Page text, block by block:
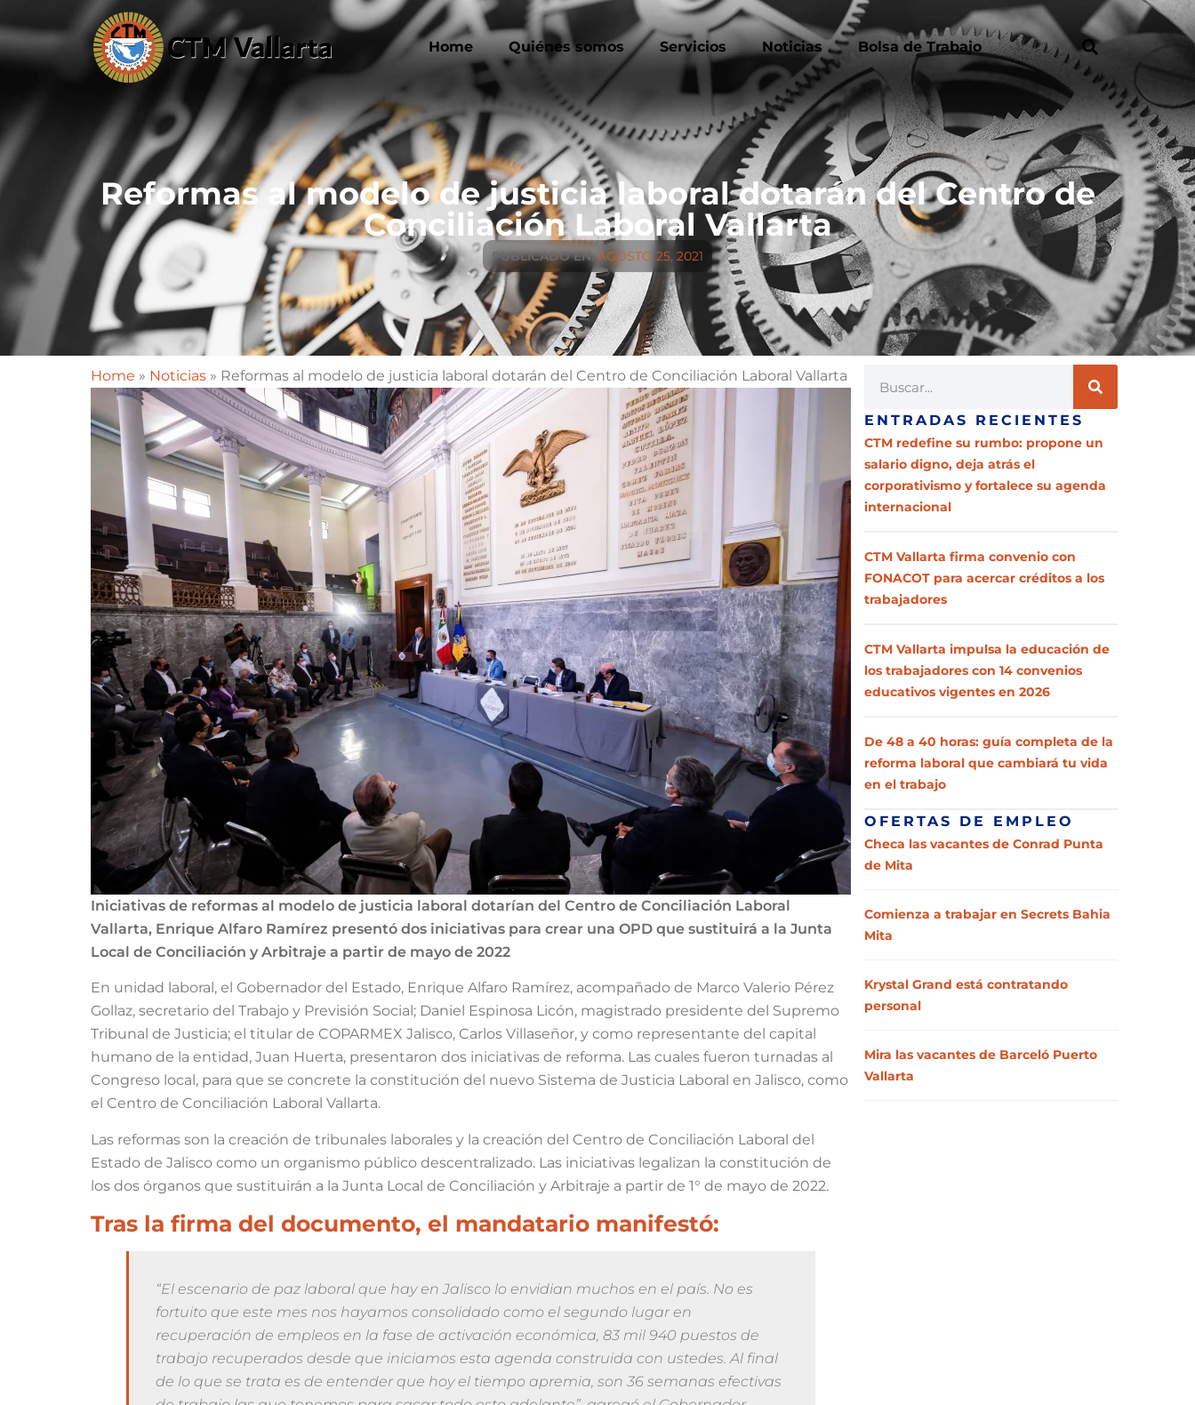
Home Quiénes somos Servicios Noticias Bolsa de Trabajo
Reformas al modelo de justicia laboral dotarán del Centro de
Conciliación Laboral Vallarta
PUBLICADO EN: AGOSTO 25, 2021
Home » Noticias » Reformas al modelo de justicia laboral dotarán del Centro de Conciliación Laboral Vallarta
Iniciativas de reformas al modelo de justicia laboral dotarían del Centro de Conciliación Laboral
Vallarta, Enrique Alfaro Ramírez presentó dos iniciativas para crear una OPD que sustituirá a la Junta
Local de Conciliación y Arbitraje a partir de mayo de 2022
En unidad laboral, el Gobernador del Estado, Enrique Alfaro Ramírez, acompañado de Marco Valerio Pérez
Gollaz, secretario del Trabajo y Previsión Social; Daniel Espinosa Licón, magistrado presidente del Supremo
Tribunal de Justicia; el titular de COPARMEX Jalisco, Carlos Villaseñor, y como representante del capital
humano de la entidad, Juan Huerta, presentaron dos iniciativas de reforma. Las cuales fueron turnadas al
Congreso local, para que se concrete la constitución del nuevo Sistema de Justicia Laboral en Jalisco, como
el Centro de Conciliación Laboral Vallarta.
Las reformas son la creación de tribunales laborales y la creación del Centro de Conciliación Laboral del
Estado de Jalisco como un organismo público descentralizado. Las iniciativas legalizan la constitución de
los dos órganos que sustituirán a la Junta Local de Conciliación y Arbitraje a partir de 1° de mayo de 2022.
Tras la firma del documento, el mandatario manifestó:
“El escenario de paz laboral que hay en Jalisco lo envidian muchos en el país. No es
fortuito que este mes nos hayamos consolidado como el segundo lugar en
recuperación de empleos en la fase de activación económica, 83 mil 940 puestos de
trabajo recuperados desde que iniciamos esta agenda construida con ustedes. Al final
de lo que se trata es de entender que hoy el tiempo apremia, son 36 semanas efectivas
ENTRADAS RECIENTES
CTM redefine su rumbo: propone un
salario digno, deja atrás el
corporativismo y fortalece su agenda
internacional
CTM Vallarta firma convenio con
FONACOT para acercar créditos a los
trabajadores
CTM Vallarta impulsa la educación de
los trabajadores con 14 convenios
educativos vigentes en 2026
De 48 a 40 horas: guía completa de la
reforma laboral que cambiará tu vida
en el trabajo
OFERTAS DE EMPLEO
Checa las vacantes de Conrad Punta
de Mita
Comienza a trabajar en Secrets Bahia
Mita
Krystal Grand está contratando
personal
Mira las vacantes de Barceló Puerto
Vallarta